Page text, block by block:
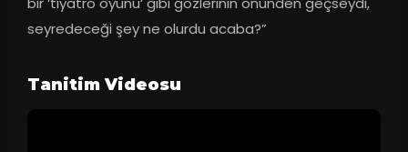
seyredeceği şey ne olurdu acaba?”
Tanitim Videosu